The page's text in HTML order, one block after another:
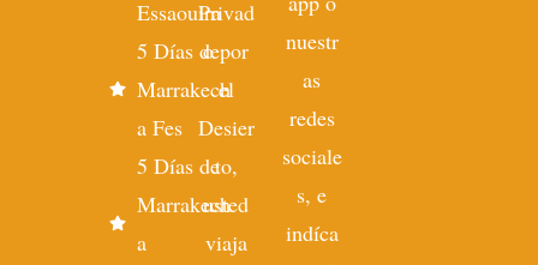
Essaouira
5 Días de
Marrakech
a Fes
5 Días de
Marrakech
a
Privad
o por
el
Desier
to,
usted
viaja
nuestr
as
redes
sociale
s, e
indíca